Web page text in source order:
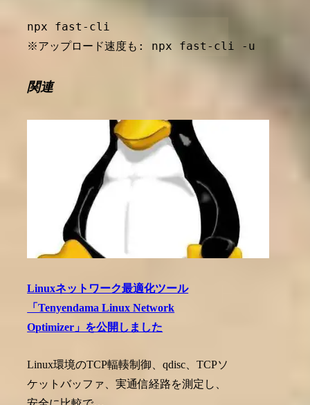
npx fast-cli
※アップロード速度も: npx fast-cli -u
関連
Linuxネットワーク最適化ツール
「Tenyendama Linux Network
Optimizer」を公開しました
Linux環境のTCP輻輳制御、qdisc、TCPソ
ケットバッファ、実通信経路を測定し、